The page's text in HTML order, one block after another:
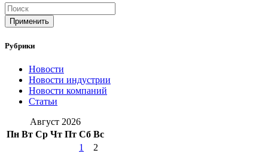
Применить
Рубрики
Новости
Новости индустрии
Новости компаний
Статьи
Август 2026
Пн Вт Ср Чт Пт Сб Вс
1
2